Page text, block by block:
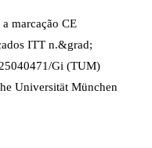
marcação CE
ITT n.&grad;
Gi (TUM)
Universität München